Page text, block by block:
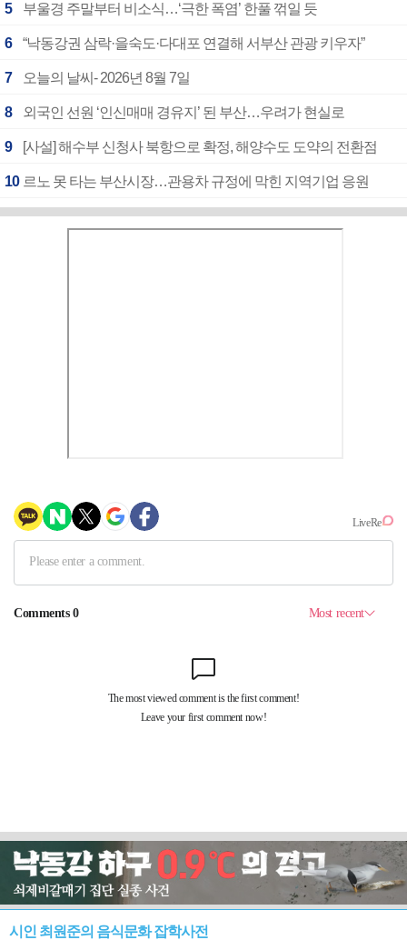
5 부울경 주말부터 비소식…‘극한 폭염’ 한풀 꺾일 듯
6 “낙동강권 삼락·을숙도·다대포 연결해 서부산 관광 키우자”
7 오늘의 날씨- 2026년 8월 7일
8 외국인 선원 ‘인신매매 경유지’ 된 부산…우려가 현실로
9 [사설] 해수부 신청사 북항으로 확정, 해양수도 도약의 전환점
10 르노 못 타는 부산시장…관용차 규정에 막힌 지역기업 응원
시인 최원준의 음식문화 잡학사전